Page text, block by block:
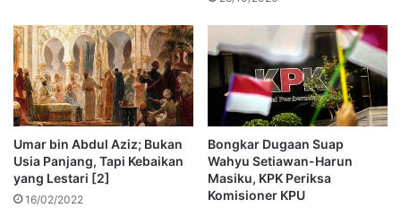
Umar bin Abdul Aziz; Bukan
Usia Panjang, Tapi Kebaikan
yang Lestari [2]
16/02/2022
Bongkar Dugaan Suap
Wahyu Setiawan-Harun
Masiku, KPK Periksa
Komisioner KPU